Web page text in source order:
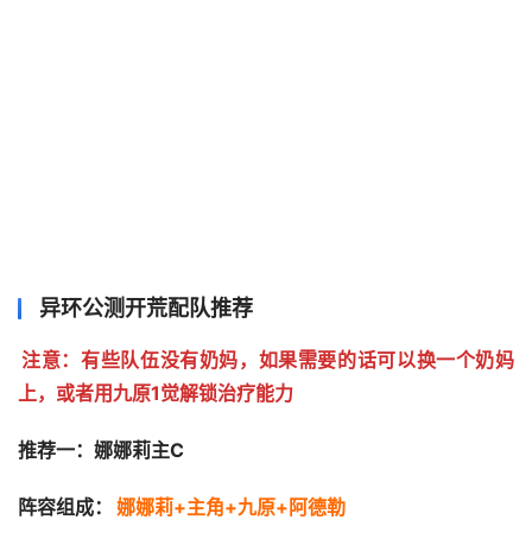
异环公测开荒配队推荐
注意：有些队伍没有奶妈，如果需要的话可以换一个奶妈
上，或者用九原1觉解锁治疗能力
推荐一：娜娜莉主C
阵容组成： 娜娜莉+主角+九原+阿德勒